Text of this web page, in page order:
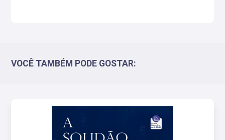
VOCÊ TAMBÉM PODE GOSTAR: